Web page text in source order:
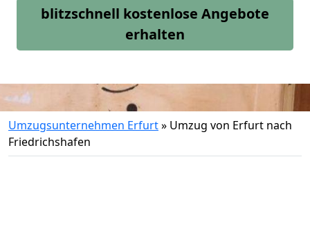
blitzschnell kostenlose Angebote
erhalten
Umzugsunternehmen Erfurt» Umzug von Erfurt nach
Friedrichshafen